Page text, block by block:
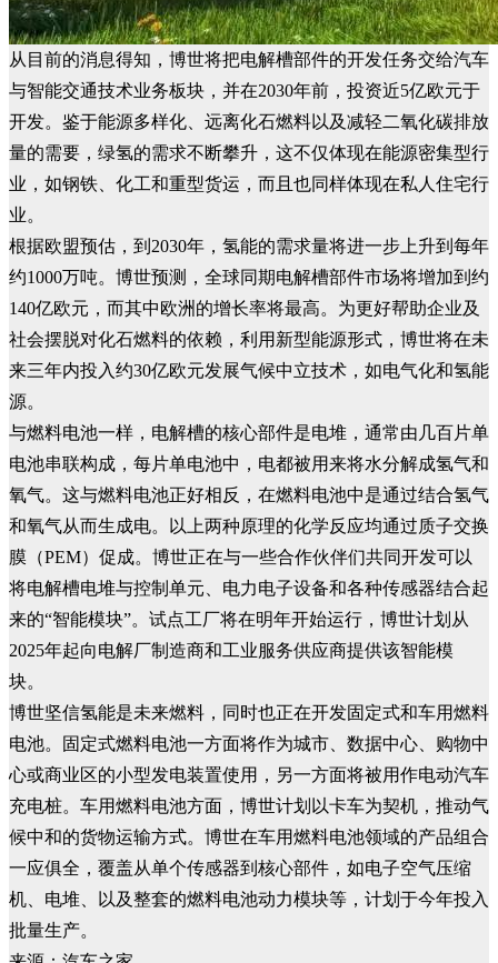
从目前的消息得知，博世将把电解槽部件的开发任务交给汽车
与智能交通技术业务板块，并在2030年前，投资近5亿欧元于
开发。鉴于能源多样化、远离化石燃料以及减轻二氧化碳排放
量的需要，绿氢的需求不断攀升，这不仅体现在能源密集型行
业，如钢铁、化工和重型货运，而且也同样体现在私人住宅行
业。
根据欧盟预估，到2030年，氢能的需求量将进一步上升到每年
约1000万吨。博世预测，全球同期电解槽部件市场将增加到约
140亿欧元，而其中欧洲的增长率将最高。为更好帮助企业及
社会摆脱对化石燃料的依赖，利用新型能源形式，博世将在未
来三年内投入约30亿欧元发展气候中立技术，如电气化和氢能
源。
与燃料电池一样，电解槽的核心部件是电堆，通常由几百片单
电池串联构成，每片单电池中，电都被用来将水分解成氢气和
氧气。这与燃料电池正好相反，在燃料电池中是通过结合氢气
和氧气从而生成电。以上两种原理的化学反应均通过质子交换
膜（PEM）促成。博世正在与一些合作伙伴们共同开发可以
将电解槽电堆与控制单元、电力电子设备和各种传感器结合起
来的“智能模块”。试点工厂将在明年开始运行，博世计划从
2025年起向电解厂制造商和工业服务供应商提供该智能模
块。
博世坚信氢能是未来燃料，同时也正在开发固定式和车用燃料
电池。固定式燃料电池一方面将作为城市、数据中心、购物中
心或商业区的小型发电装置使用，另一方面将被用作电动汽车
充电桩。车用燃料电池方面，博世计划以卡车为契机，推动气
候中和的货物运输方式。博世在车用燃料电池领域的产品组合
一应俱全，覆盖从单个传感器到核心部件，如电子空气压缩
机、电堆、以及整套的燃料电池动力模块等，计划于今年投入
批量生产。